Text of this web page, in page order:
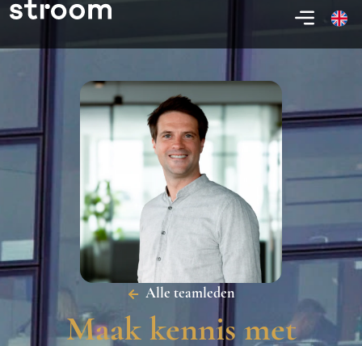
Alle teamleden
Maak kennis met